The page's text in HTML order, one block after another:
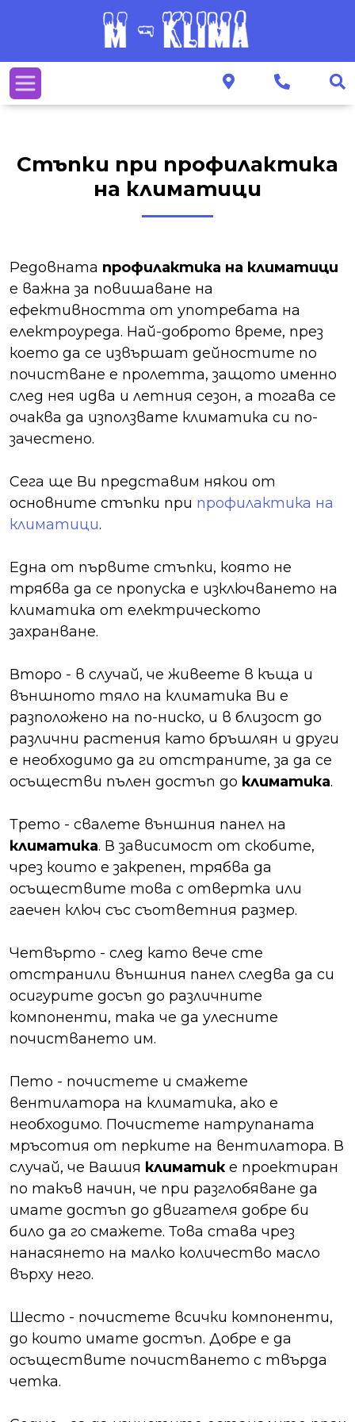
Стъпки при профилактика
на климатици
Редовната профилактика на климатици
е важна за повишаване на
ефективността от употребата на
електроуреда. Най-доброто време, през
което да се извършат дейностите по
почистване е пролетта, защото именно
след нея идва и летния сезон, а тогава се
очаква да използвате климатика си по-
зачестено.
Сега ще Ви представим някои от
основните стъпки при профилактика на
климатици.
Една от първите стъпки, която не
трябва да се пропуска е изключването на
климатика от електрическото
захранване.
Второ - в случай, че живеете в къща и
външното тяло на климатика Ви е
разположено на по-ниско, и в близост до
различни растения като бръшлян и други
е необходимо да ги отстраните, за да се
осъществи пълен достъп до климатика.
Трето - свалете външния панел на
климатика. В зависимост от скобите,
чрез които е закрепен, трябва да
осъществите това с отвертка или
гаечен ключ със съответния размер.
Четвърто - след като вече сте
отстранили външния панел следва да си
осигурите досъп до различните
компоненти, така че да улесните
почистването им.
Пето - почистeте и смажете
вентилатора на климатика, ако е
необходимо. Почистете натрупаната
мръсотия от перките на вентилатора. В
случай, че Вашия климатик е проектиран
по такъв начин, че при разглобяване да
имате достъп до двигателя добре би
било да го смажете. Това става чрез
нанасянето на малко количество масло
върху него.
Шесто - почистете всички компоненти,
до които имате достъп. Добре е да
осъществите почистването с твърда
четка.